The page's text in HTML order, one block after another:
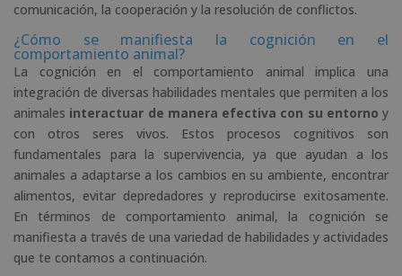
comunicación, la cooperación y la resolución de conflictos.
¿Cómo se manifiesta la cognición en el
comportamiento animal?
La cognición en el comportamiento animal implica una
integración de diversas habilidades mentales que permiten a los
animales interactuar de manera efectiva con su entorno y
con otros seres vivos. Estos procesos cognitivos son
fundamentales para la supervivencia, ya que ayudan a los
animales a adaptarse a los cambios en su ambiente, encontrar
alimentos, evitar depredadores y reproducirse exitosamente.
En términos de comportamiento animal, la cognición se
manifiesta a través de una variedad de habilidades y actividades
que te contamos a continuación.